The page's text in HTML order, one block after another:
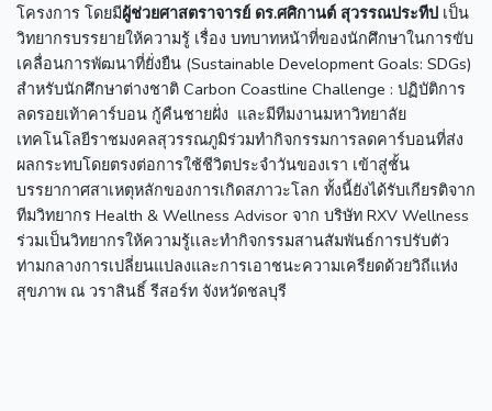
โครงการ โดยมีผู้ช่วยศาสตราจารย์ ดร.ศศิกานต์ สุวรรณประทีป เป็น
วิทยากรบรรยายให้ความรู้ เรื่อง บทบาทหน้าที่ของนักศึกษาในการขับ
เคลื่อนการพัฒนาที่ยั่งยืน (Sustainable Development Goals: SDGs)
สำหรับนักศึกษาต่างชาติ Carbon Coastline Challenge : ปฏิบัติการ
ลดรอยเท้าคาร์บอน กู้คืนชายฝั่ง และมีทีมงานมหาวิทยาลัย
เทคโนโลยีราชมงคลสุวรรณภูมิร่วมทำกิจกรรมการลดคาร์บอนที่ส่ง
ผลกระทบโดยตรงต่อการใช้ชีวิตประจำวันของเรา เข้าสู่ชั้น
บรรยากาศสาเหตุหลักของการเกิดสภาวะโลก ทั้งนี้ยังได้รับเกียรติจาก
ทีมวิทยากร Health & Wellness Advisor จาก บริษัท RXV Wellness
ร่วมเป็นวิทยากรให้ความรู้เเละทำกิจกรรมสานสัมพันธ์การปรับตัว
ท่ามกลางการเปลี่ยนแปลงและการเอาชนะความเครียดด้วยวิถีแห่ง
สุขภาพ ณ วราสินธิ์ รีสอร์ท จังหวัดชลบุรี